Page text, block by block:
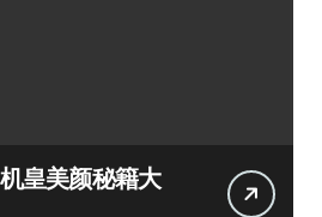
皇美颜秘籍大